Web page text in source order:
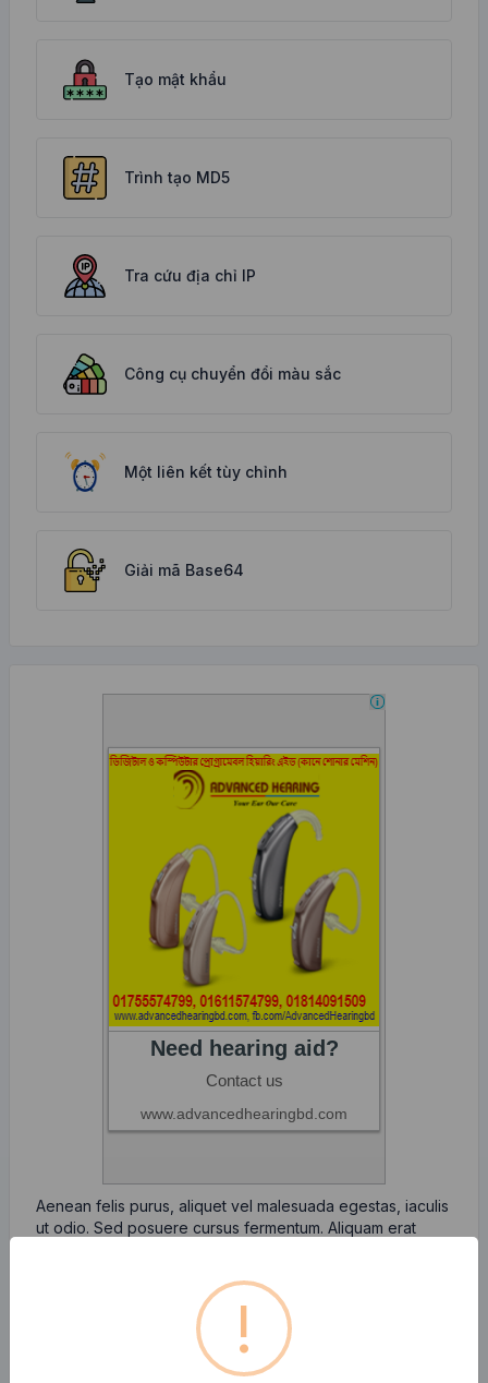
Tạo mật khẩu
Trình tạo MD5
Tra cứu địa chỉ IP
Công cụ chuyển đổi màu sắc
Một liên kết tùy chỉnh
Giải mã Base64
Aenean felis purus, aliquet vel malesuada egestas, iaculis
ut odio. Sed posuere cursus fermentum. Aliquam erat
!